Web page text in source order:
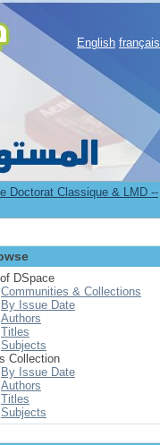
English français
Doctorat Classique & LMD --
DSpace
Communities & Collections
By Issue Date
Authors
Titles
Subjects
Collection
By Issue Date
Authors
Titles
Subjects